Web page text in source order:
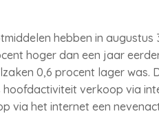
hebben in
hoger dan een jaar
0,6 procent lager was.
verkoop via
via het internet een